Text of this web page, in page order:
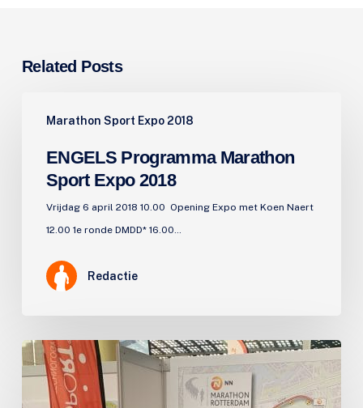
Related Posts
Marathon Sport Expo 2018
Programma
Marathon
Sport
2018
ENGELS Programma Marathon
Sport Expo 2018
Vrijdag 6 april 2018 10.00 Opening Expo met Koen Naert
12.00 1e ronde DMDD* 16.00…
Redactie
ENGELS
Nieuwe
Sportswear